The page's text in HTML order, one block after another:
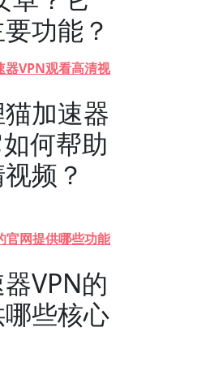
功能？
器VPN观看高清视
加速器
何帮助
频？
官网提供哪些功能
VPN的
些核心